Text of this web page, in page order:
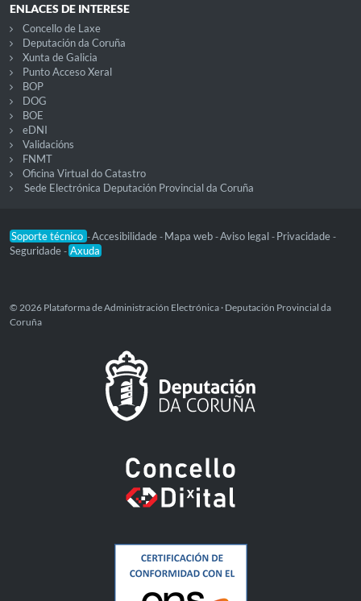
ENLACES DE INTERESE
Concello de Laxe
Deputación da Coruña
Xunta de Galicia
Punto Acceso Xeral
BOP
DOG
BOE
eDNI
Validacións
FNMT
Oficina Virtual do Catastro
Sede Electrónica Deputación Provincial da Coruña
Soporte técnico -Accesibilidade - Mapa web -Aviso legal - Privacidade -
Seguridade - Axuda
© 2026 Plataforma de Administración Electrónica · Deputación Provincial da
Coruña